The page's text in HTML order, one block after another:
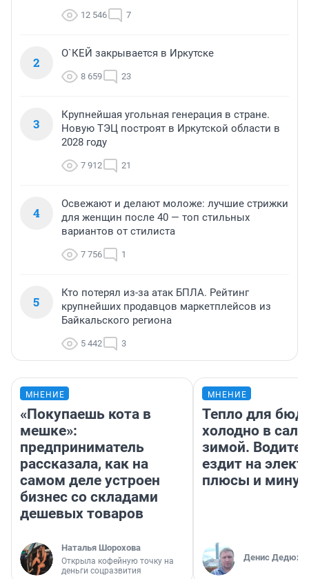
12 546 7
2
О`КЕЙ закрывается в Иркутске
8 659 23
3
Крупнейшая угольная генерация в стране.
Новую ТЭЦ построят в Иркутской области в
2028 году
7 912 21
4
Освежают и делают моложе: лучшие стрижки
для женщин после 40 — топ стильных
вариантов от стилиста
7 756 1
5
Кто потерял из-за атак БПЛА. Рейтинг
крупнейших продавцов маркетплейсов из
Байкальского региона
5 442 3
МНЕНИЕ
«Покупаешь кота в
мешке»:
предприниматель
рассказала, как на
самом деле устроен
бизнес со складами
дешевых товаров
Наталья Шорохова
Открыла кофейную точку на
деньги соцразвития
МНЕНИЕ
Тепло для
холодно в
зимой.
ездит на
плюсы и
Денис